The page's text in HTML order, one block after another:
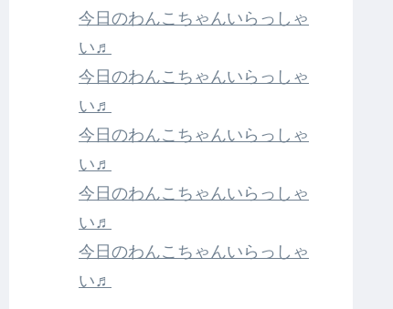
今日のわんこちゃんいらっしゃ
い♬
今日のわんこちゃんいらっしゃ
い♬
今日のわんこちゃんいらっしゃ
い♬
今日のわんこちゃんいらっしゃ
い♬
今日のわんこちゃんいらっしゃ
い♬